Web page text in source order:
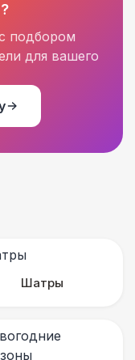
подбором
для вашего
Шатры